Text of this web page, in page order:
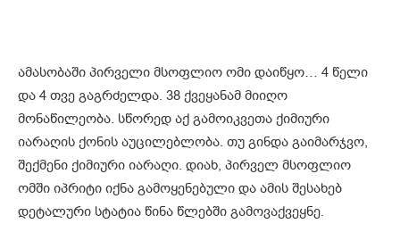
ამასობაში პირველი მსოფლიო ომი დაიწყო… 4 წელი
და 4 თვე გაგრძელდა. 38 ქვეყანამ მიიღო
მონაწილეობა. სწორედ აქ გამოიკვეთა ქიმიური
იარაღის ქონის აუცილებლობა. თუ გინდა გაიმარჯვო,
შექმენი ქიმიური იარაღი. დიახ, პირველ მსოფლიო
ომში იპრიტი იქნა გამოყენებული და ამის შესახებ
დეტალური სტატია წინა წლებში გამოვაქვეყნე.